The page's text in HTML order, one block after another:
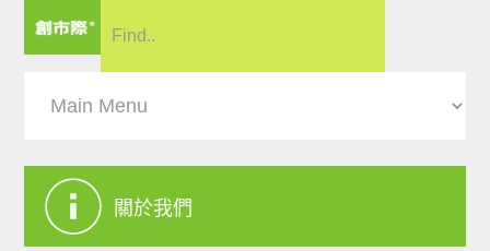
關於我們